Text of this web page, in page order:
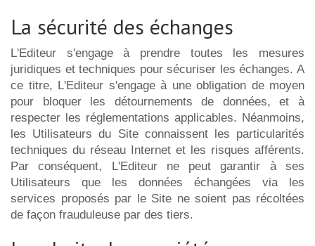
La sécurité des échanges
L'Editeur s'engage à prendre toutes les mesures
juridiques et techniques pour sécuriser les échanges. A
ce titre, L'Editeur s'engage à une obligation de moyen
pour bloquer les détournements de données, et à
respecter les réglementations applicables. Néanmoins,
les Utilisateurs du Site connaissent les particularités
techniques du réseau Internet et les risques afférents.
Par conséquent, L'Editeur ne peut garantir à ses
Utilisateurs que les données échangées via les
services proposés par le Site ne soient pas récoltées
de façon frauduleuse par des tiers.